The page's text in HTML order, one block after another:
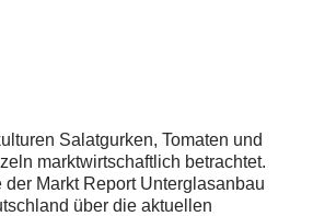
Salatgurken, Tomaten und
marktwirtschaftlich betrachtet.
der Markt Report Unterglasanbau
über die aktuellen